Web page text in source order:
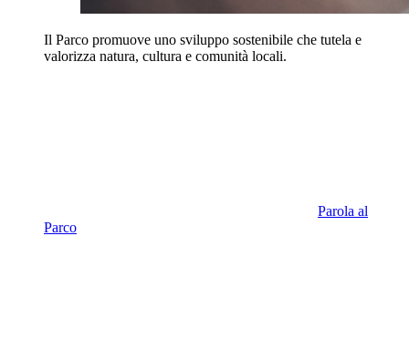
Il Parco promuove uno sviluppo sostenibile che tutela e
valorizza natura, cultura e comunità locali.
Parola al
Parco